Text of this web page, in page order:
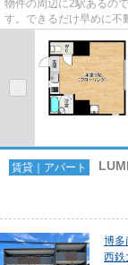
物件の周辺に2駅あるの
す。できるだけ早めに不
賃貸｜アパート
博多
西鉄